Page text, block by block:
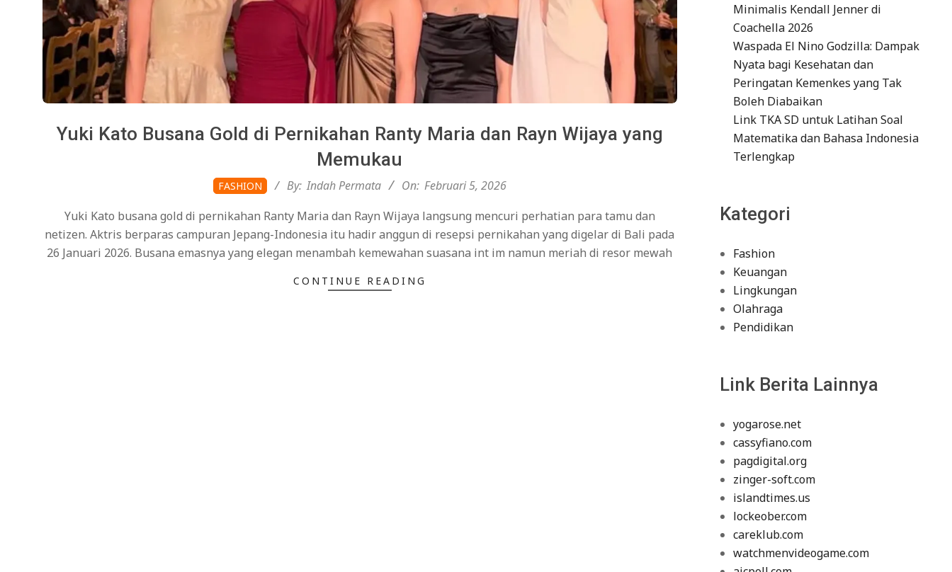
Yuki Kato Busana Gold di Pernikahan Ranty Maria dan Rayn Wijaya yang
Memukau
FASHION By: Indah Permata On: Februari 5, 2026
Yuki Kato busana gold di pernikahan Ranty Maria dan Rayn Wijaya langsung mencuri perhatian para tamu dan
netizen. Aktris berparas campuran Jepang-Indonesia itu hadir anggun di resepsi pernikahan yang digelar di Bali pada
26 Januari 2026. Busana emasnya yang elegan menambah kemewahan suasana int im namun meriah di resor mewah
CONTINUE READING
Minimalis Kendall Jenner di
Coachella 2026
Waspada El Nino Godzilla: Dampak
Nyata bagi Kesehatan dan
Peringatan Kemenkes yang Tak
Boleh Diabaikan
Link TKA SD untuk Latihan Soal
Matematika dan Bahasa Indonesia
Terlengkap
Kategori
Fashion
Keuangan
Lingkungan
Olahraga
Pendidikan
Link Berita Lainnya
yogarose.net
cassyfiano.com
pagdigital.org
zinger-soft.com
islandtimes.us
lockeober.com
careklub.com
watchmenvideogame.com